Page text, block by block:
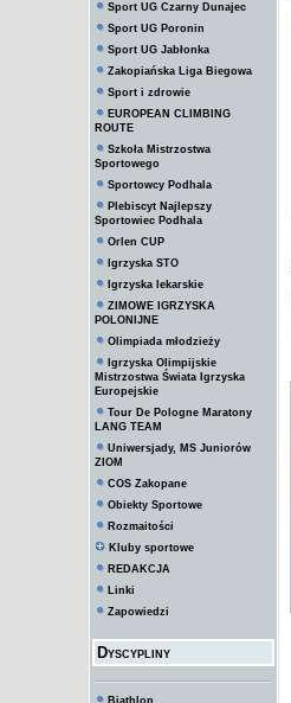
Sport UG Czarny Dunajec
Sport UG Poronin
Sport UG Jabłonka
Zakopiańska Liga Biegowa
Sport i zdrowie
EUROPEAN CLIMBING
ROUTE
Szkoła Mistrzostwa
Sportowego
Sportowcy Podhala
Plebiscyt Najlepszy
Sportowiec Podhala
Orlen CUP
Igrzyska STO
Igrzyska lekarskie
ZIMOWE IGRZYSKA
POLONIJNE
Olimpiada młodzieży
Igrzyska Olimpijskie
Mistrzostwa Świata Igrzyska
Europejskie
Tour De Pologne Maratony
LANG TEAM
Uniwersjady, MS Juniorów
ZIOM
COS Zakopane
Obiekty Sportowe
Rozmaitości
Kluby sportowe
REDAKCJA
Linki
Zapowiedzi
Dyscypliny
Biathlon